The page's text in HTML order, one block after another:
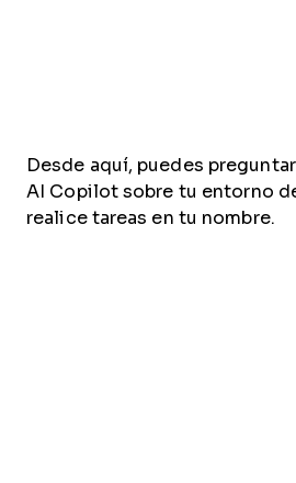
Desde aquí, puedes
AI Copilot sobre tu entorno
realice tareas en tu nombre.